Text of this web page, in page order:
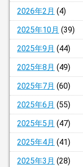
2026年2月 (4)
2025年10月 (39)
2025年9月 (44)
2025年8月 (49)
2025年7月 (60)
2025年6月 (55)
2025年5月 (47)
2025年4月 (41)
2025年3月 (28)